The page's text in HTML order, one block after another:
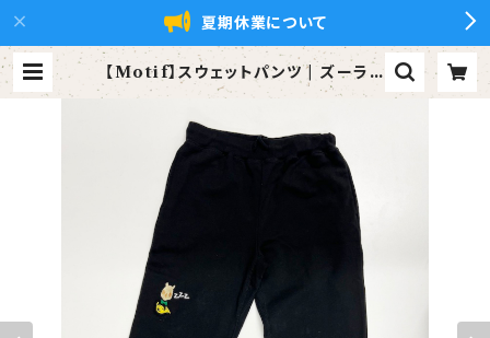
夏期休業について
【Motif】スウェットパンツ | ズーラシ
アンブラス【xZBt】公式ショップ